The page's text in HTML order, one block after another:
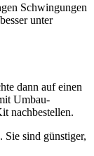
Schwingungen
unter
dann auf einen
Umbau-
nachbestellen.
Sie sind günstiger,